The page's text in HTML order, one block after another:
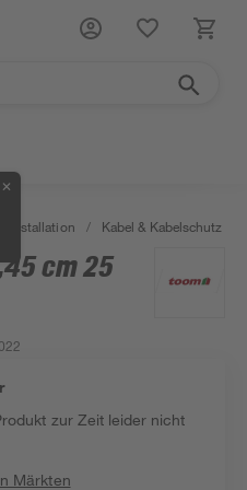
✕
/ Kabel & Kabelschutz
cm 25
zur Zeit leider nicht
Märkten